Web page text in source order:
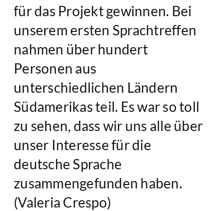
für das Projekt gewinnen. Bei
unserem ersten Sprachtreffen
nahmen über hundert
Personen aus
unterschiedlichen Ländern
Südamerikas teil. Es war so toll
zu sehen, dass wir uns alle über
unser Interesse für die
deutsche Sprache
zusammengefunden haben.
(Valeria Crespo)